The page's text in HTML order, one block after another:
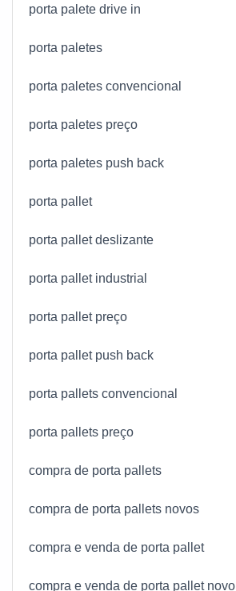
porta palete drive in
porta paletes
porta paletes convencional
porta paletes preço
porta paletes push back
porta pallet
porta pallet deslizante
porta pallet industrial
porta pallet preço
porta pallet push back
porta pallets convencional
porta pallets preço
compra de porta pallets
compra de porta pallets novos
compra e venda de porta pallet
compra e venda de porta pallet novo